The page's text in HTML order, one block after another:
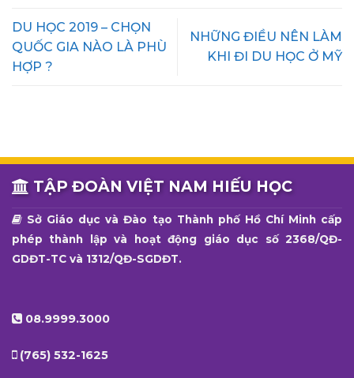
DU HỌC 2019 – CHỌN
QUỐC GIA NÀO LÀ PHÙ
HỢP ?
NHỮNG ĐIỀU NÊN LÀM
KHI ĐI DU HỌC Ở MỸ
TẬP ĐOÀN VIỆT NAM HIẾU HỌC
Sở Giáo dục và Đào tạo Thành phố Hồ Chí Minh cấp
phép thành lập và hoạt động giáo dục số 2368/QĐ-
GDĐT-TC và 1312/QĐ-SGDĐT.
08.9999.3000
(765) 532-1625